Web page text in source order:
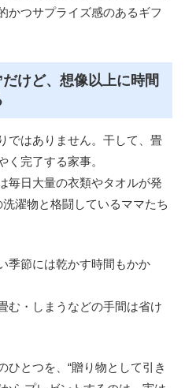
かつサプライズ感のあるギフ
けど、想像以上に時間
ではありません。干して、畳
く完了する家事。
毎日大量の衣類やタオルが発
濯物と格闘しているママたち
季節には乾かす時間もかか
む・しまうなどの手間は省け
ひとつを、“贈り物として引き